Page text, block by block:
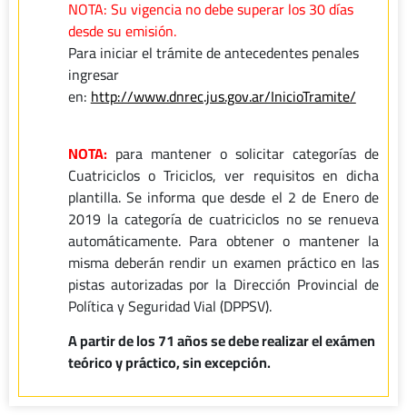
NOTA: Su vigencia no debe superar los 30 días
desde su emisión.
Para iniciar el trámite de antecedentes penales
ingresar
en:http://www.dnrec.jus.gov.ar/InicioTramite/
NOTA: para mantener o solicitar categorías de
Cuatriciclos o Triciclos, ver requisitos en dicha
plantilla. Se informa que desde el 2 de Enero de
2019 la categoría de cuatriciclos no se renueva
automáticamente. Para obtener o mantener la
misma deberán rendir un examen práctico en las
pistas autorizadas por la Dirección Provincial de
Política y Seguridad Vial (DPPSV).
A partir de los 71 años se debe realizar el exámen
teórico y práctico, sin excepción.